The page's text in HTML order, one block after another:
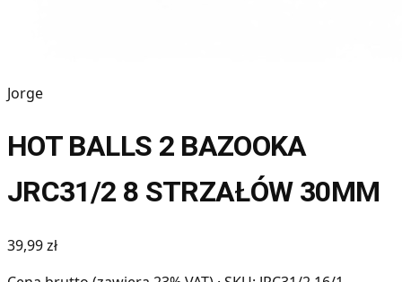
Jorge
HOT BALLS 2 BAZOOKA
JRC31/2 8 STRZAŁÓW 30MM
39,99 zł